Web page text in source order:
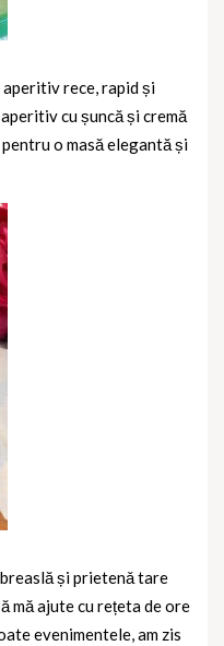
rece, rapid și
cu șuncă și cremă
o masă elegantă și
și prietenǎ tare
mă ajute cu rețeta de ore
evenimentele, am zis